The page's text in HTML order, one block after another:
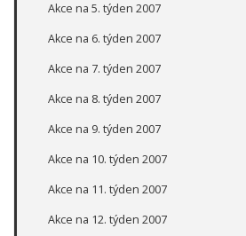
Akce na 5. týden 2007
Akce na 6. týden 2007
Akce na 7. týden 2007
Akce na 8. týden 2007
Akce na 9. týden 2007
Akce na 10. týden 2007
Akce na 11. týden 2007
Akce na 12. týden 2007